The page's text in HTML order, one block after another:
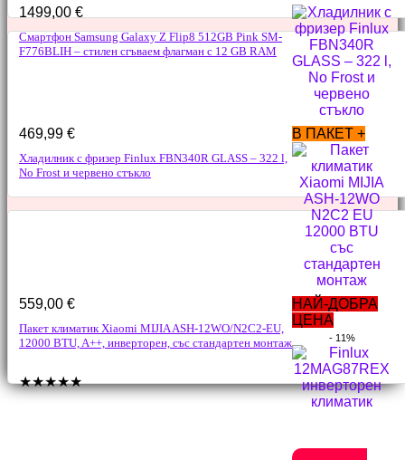
1499,00 €
Смартфон Samsung Galaxy Z Flip8 512GB Pink SM-
F776BLIH – стилен сгъваем флагман с 12 GB RAM
469,99 €
Хладилник с фризер Finlux FBN340R GLASS – 322 l,
No Frost и червено стъкло
В ПАКЕТ +
559,00 €
Пакет климатик Xiaomi MIJIA ASH-12WO/N2C2-EU,
12000 BTU, A++, инверторен, със стандартен монтаж
★★★★★
НАЙ-ДОБРА
ЦЕНА
- 11%